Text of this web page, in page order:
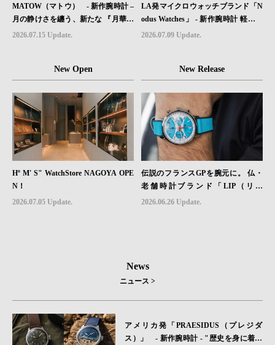
MATOW（マトウ） - 新作腕時計 –
月の静けさを纏う、新たな 『月華』
レザーモデル４型登場。
2026.07.15 Update.
LA発マイクロウォッチブランド「N
odus Watches」 - 新作腕時計 軽さと
堅牢性を両立したフィールドウォッ
2026.07.09 Update.
New Open
Hº M' S" WatchStore NAGOYA OPE
N！
2026.07.05 Update.
New Release
伝説のフランスGPを腕元に。 仏・
老舗時計ブランド「LIP（リッ
プ）」、世界限定1,906本のクロノグ
2026.06.26 Update.
News
ニュース >
アメリカ発「PRAESIDUS（プレジダ
ス）」 - 新作腕時計 - "歴史を身に着け